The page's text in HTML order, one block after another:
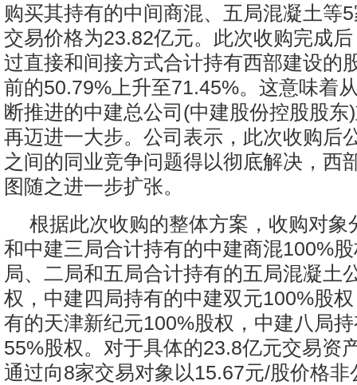
购买其持有的中间商混、五局混凝土等
交易价格为23.82亿元。此次收购完成
过直接和间接方式合计持有西部建设的
前的50.79%上升至71.45%。这意味着
断推进的中建总公司(中建股份控股股东
再迈进一大步。公司表示，此次收购后
之间的同业竞争问题得以彻底解决，西
图随之进一步扩张。
根据此次收购的整体方案，收购对象
和中建三局合计持有的中建商混100%
局、二局和五局合计持有的五局混凝土
权，中建四局持有的中建双元100%股
有的天津新纪元100%股权，中建八局
55%股权。对于具体的23.8亿元交易资
通过向8家交易对象以15.67元/股价格